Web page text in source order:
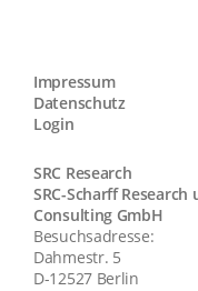
Impressum
Datenschutz
Login
SRC Research
SRC-Scharff Research
Consulting GmbH
Besuchsadresse:
Dahmestr. 5
D-12527 Berlin